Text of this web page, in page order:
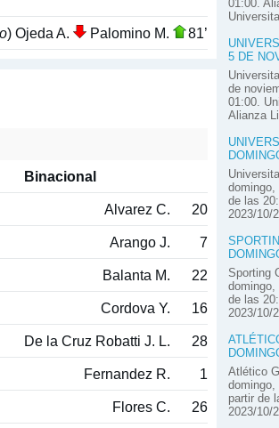
) Ojeda A. Palomino M. 81’
Binacional
Alvarez C. 20
Arango J. 7
Balanta M. 22
Cordova Y. 16
De la Cruz Robatti J. L. 28
Fernandez R. 1
Flores C. 26
01:00.
5 DE
de
01:00.
Alianza
domingo,
de las
2023/10/
Sporting
domingo,
de las
2023/10/
Atlético
domingo,
partir de
2023/10/